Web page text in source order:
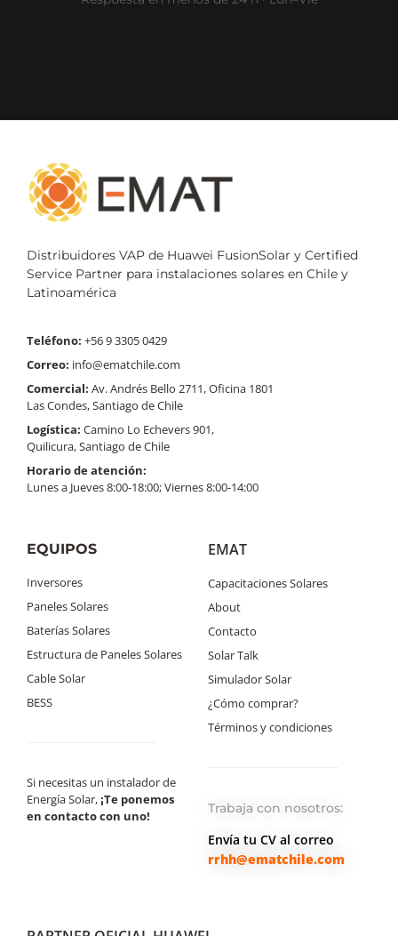
Distribuidores VAP de Huawei FusionSolar y Certified
Service Partner para instalaciones solares en Chile y
Latinoamérica
Teléfono: +56 9 3305 0429
Correo: info@ematchile.com
Comercial: Av. Andrés Bello 2711, Oficina 1801
Las Condes, Santiago de Chile
Logística: Camino Lo Echevers 901,
Quilicura, Santiago de Chile
Horario de atención:
Lunes a Jueves 8:00-18:00; Viernes 8:00-14:00
EQUIPOS
Inversores
Paneles Solares
Baterías Solares
Estructura de Paneles Solares
Cable Solar
BESS
Si necesitas un instalador de
Energía Solar,¡Te ponemos
en contacto con uno!
EMAT
Capacitaciones Solares
About
Contacto
Solar Talk
Simulador Solar
¿Cómo comprar?
Términos y condiciones
Trabaja con nosotros:
Envía tu CV al correo
rrhh@ematchile.com